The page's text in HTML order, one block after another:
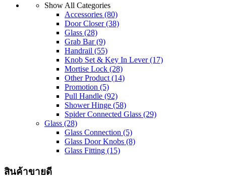
Show All Categories
Accessories (80)
Door Closer(38)
Glass (28)
Grab Bar(9)
Handrail (55)
Knob Set & Key In Lever(17)
Mortise Lock (28)
Other Product (14)
Promotion (5)
Pull Handle (92)
Shower Hinge (58)
Spider Connected Glass (29)
Glass (28)
Glass Connection (5)
Glass Door Knobs (8)
Glass Fitting (15)
สินค้าขายดี